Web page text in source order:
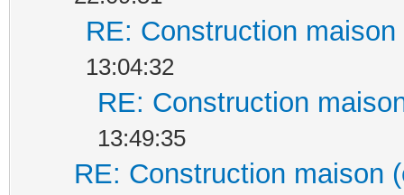
RE: Construction
13:04:32
RE: Construction
13:49:35
RE: Construction maison